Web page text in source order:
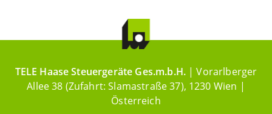
TELE Haase Steuergeräte Ges.m.b.H. | Vorarlberger
Allee 38 (Zufahrt: Slamastraße 37), 1230 Wien |
Österreich